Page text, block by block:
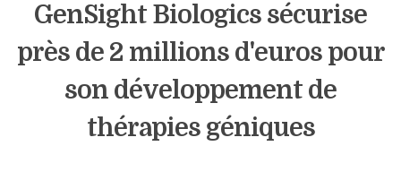
GenSight Biologics sécurise
près de 2 millions d'euros pour
son développement de
thérapies géniques